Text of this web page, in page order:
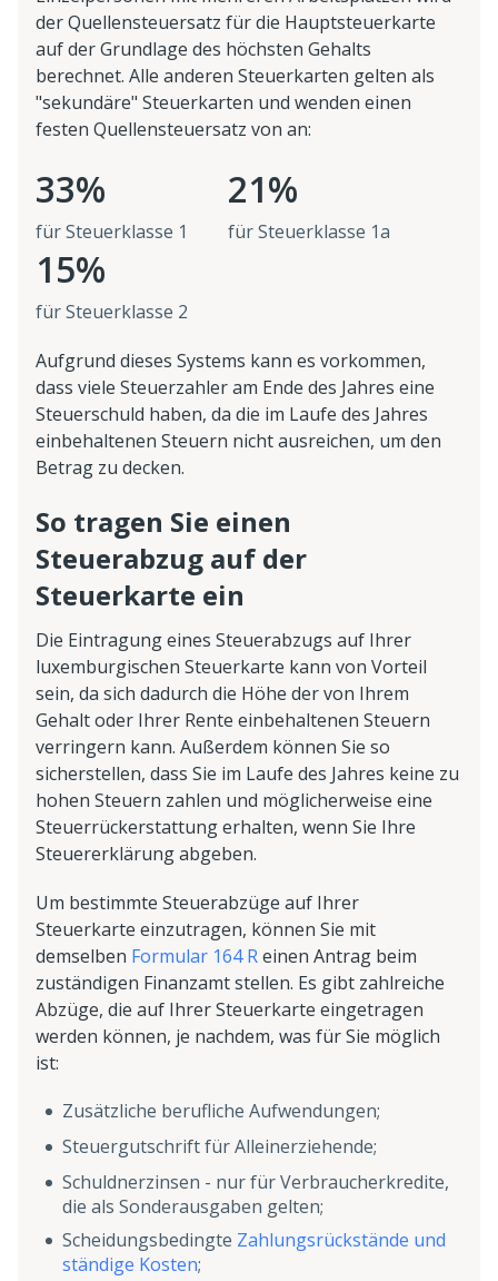
der Quellensteuersatz für die Hauptsteuerkarte
auf der Grundlage des höchsten Gehalts
berechnet. Alle anderen Steuerkarten gelten als
"sekundäre" Steuerkarten und wenden einen
festen Quellensteuersatz von an:
33%
für Steuerklasse 1
21%
für Steuerklasse 1a
15%
für Steuerklasse 2
Aufgrund dieses Systems kann es vorkommen,
dass viele Steuerzahler am Ende des Jahres eine
Steuerschuld haben, da die im Laufe des Jahres
einbehaltenen Steuern nicht ausreichen, um den
Betrag zu decken.
So tragen Sie einen
Steuerabzug auf der
Steuerkarte ein
Die Eintragung eines Steuerabzugs auf Ihrer
luxemburgischen Steuerkarte kann von Vorteil
sein, da sich dadurch die Höhe der von Ihrem
Gehalt oder Ihrer Rente einbehaltenen Steuern
verringern kann. Außerdem können Sie so
sicherstellen, dass Sie im Laufe des Jahres keine zu
hohen Steuern zahlen und möglicherweise eine
Steuerrückerstattung erhalten, wenn Sie Ihre
Steuererklärung abgeben.
Um bestimmte Steuerabzüge auf Ihrer
Steuerkarte einzutragen, können Sie mit
demselben Formular 164 Reinen Antrag beim
zuständigen Finanzamt stellen. Es gibt zahlreiche
Abzüge, die auf Ihrer Steuerkarte eingetragen
werden können, je nachdem, was für Sie möglich
ist:
Zusätzliche berufliche Aufwendungen;
Steuergutschrift für Alleinerziehende;
Schuldnerzinsen - nur für Verbraucherkredite,
die als Sonderausgaben gelten;
Scheidungsbedingte Zahlungsrückstände und
ständige Kosten;